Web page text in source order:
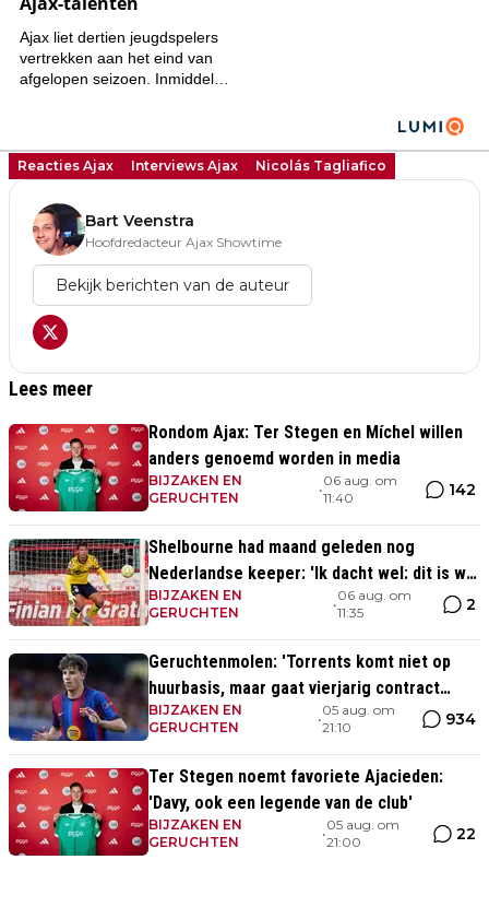
Reacties Ajax Interviews Ajax Nicolás Tagliafico
Bart Veenstra
Hoofdredacteur Ajax Showtime
Bekijk berichten van de auteur
Lees meer
Rondom Ajax: Ter Stegen en Míchel willen
anders genoemd worden in media
BIJZAKEN EN
GERUCHTEN
•
06 aug. om
11:40
142
Shelbourne had maand geleden nog
Nederlandse keeper: 'Ik dacht wel: dit is wel
héél Iers'
BIJZAKEN EN
GERUCHTEN
•
06 aug. om
11:35
2
Geruchtenmolen: 'Torrents komt niet op
huurbasis, maar gaat vierjarig contract
tekenen bij Ajax'
BIJZAKEN EN
GERUCHTEN
•
05 aug. om
21:10
934
Ter Stegen noemt favoriete Ajacieden:
'Davy, ook een legende van de club'
BIJZAKEN EN
GERUCHTEN
•
05 aug. om
21:00
22